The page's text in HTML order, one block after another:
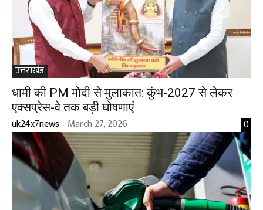
उत्तराखंड
धामी की PM मोदी से मुलाकात: कुंभ-2027 से लेकर
एक्सप्रेस-वे तक बड़ी घोषणाएं
uk24x7news - March 27, 2026 0